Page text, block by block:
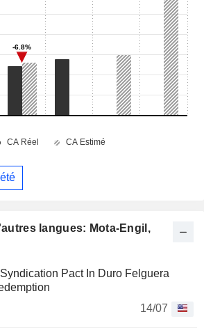
langues: Mota-Engil,
Pact In Duro Felguera
14/07